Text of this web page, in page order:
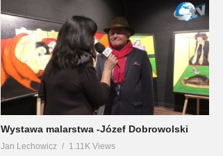
Wystawa malarstwa -Józef Dobrowolski
Jan Lechowicz 1.11K Views